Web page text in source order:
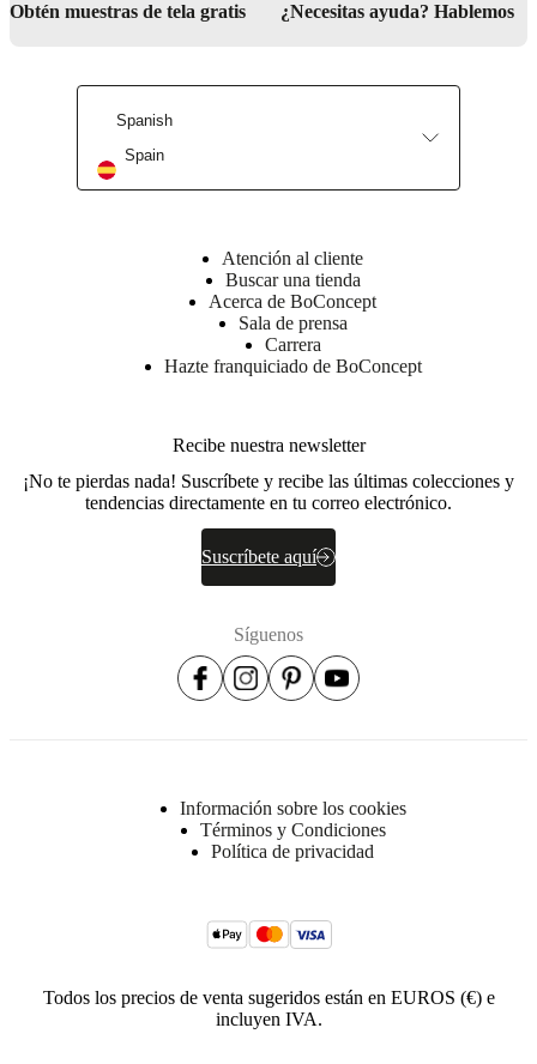
Déjanos ayudarte a elegir el diseño adecuado
Obtén muestras de tela gratis ¿Necesitas ayuda? Hablemos
Spanish
Spain
Atención al cliente
Buscar una tienda
Acerca de BoConcept
Sala de prensa
Carrera
Hazte franquiciado de BoConcept
Recibe nuestra newsletter
¡No te pierdas nada! Suscríbete y recibe las últimas colecciones y
tendencias directamente en tu correo electrónico.
Suscríbete aquí
Síguenos
Información sobre los cookies
Términos y Condiciones
Política de privacidad
Todos los precios de venta sugeridos están en EUROS (€) e
incluyen IVA.